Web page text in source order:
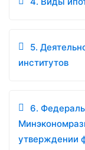
5.
институтов
6.
утверждении